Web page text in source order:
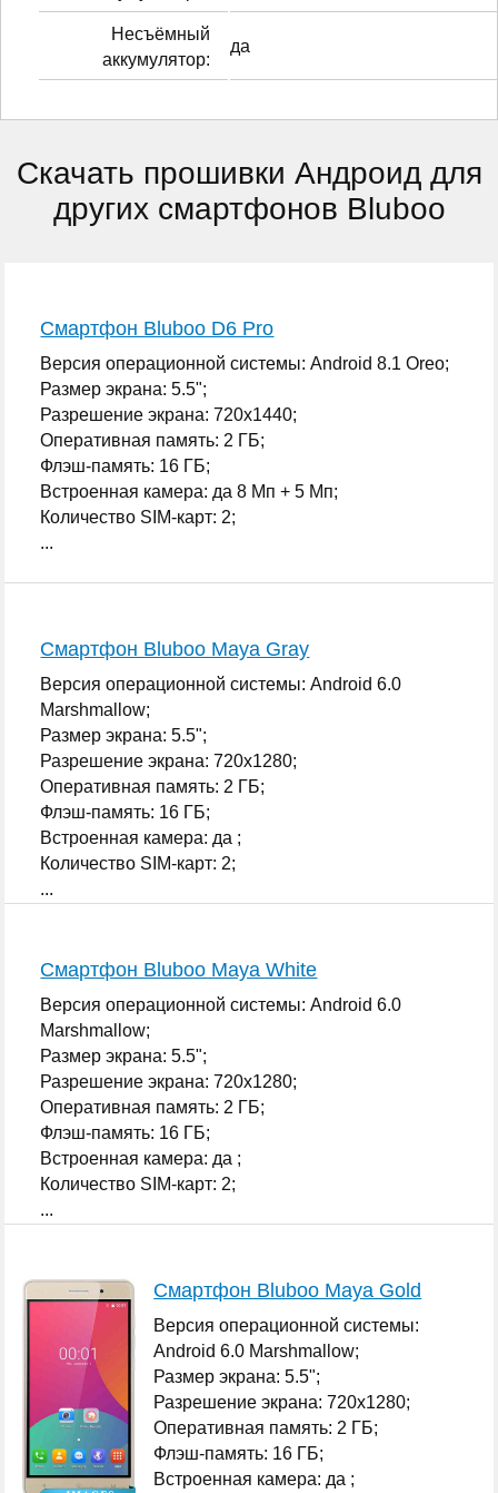
Несъёмный
аккумулятор:
да
Скачать прошивки Андроид для
других смартфонов Bluboo
Смартфон Bluboo D6 Pro
Версия операционной системы: Android 8.1 Oreo;
Размер экрана: 5.5";
Разрешение экрана: 720x1440;
Оперативная память: 2 ГБ;
Флэш-память: 16 ГБ;
Встроенная камера: да 8 Мп + 5 Мп;
Количество SIM-карт: 2;
...
Смартфон Bluboo Maya Gray
Версия операционной системы: Android 6.0
Marshmallow;
Размер экрана: 5.5";
Разрешение экрана: 720x1280;
Оперативная память: 2 ГБ;
Флэш-память: 16 ГБ;
Встроенная камера: да ;
Количество SIM-карт: 2;
...
Смартфон Bluboo Maya White
Версия операционной системы: Android 6.0
Marshmallow;
Размер экрана: 5.5";
Разрешение экрана: 720x1280;
Оперативная память: 2 ГБ;
Флэш-память: 16 ГБ;
Встроенная камера: да ;
Количество SIM-карт: 2;
...
Смартфон Bluboo Maya Gold
Версия операционной системы:
Android 6.0 Marshmallow;
Размер экрана: 5.5";
Разрешение экрана: 720x1280;
Оперативная память: 2 ГБ;
Флэш-память: 16 ГБ;
Встроенная камера: да ;